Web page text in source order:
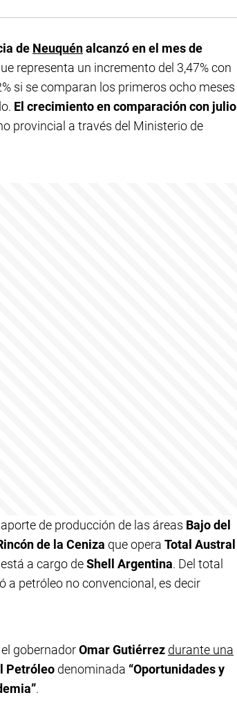
de Neuquénalcanzó en el mes de
representa un incremento del 3,47% con
si se comparan los primeros ocho meses
El crecimiento en comparación con julio
provincial a través del Ministerio de
de producción de las áreas Bajo del
de la Ceniza que opera Total Austral
a cargo deShell Argentina. Del total
a petróleo no convencional, es decir
gobernadorOmar Gutiérrez durante una
Petróleo denominada “Oportunidades y
.